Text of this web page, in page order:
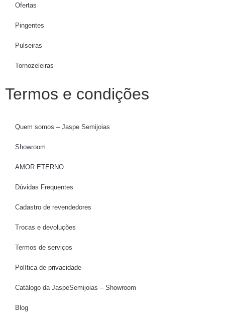
Ofertas
Pingentes
Pulseiras
Tornozeleiras
Termos e condições
Quem somos – Jaspe Semijoias
Showroom
AMOR ETERNO
Dúvidas Frequentes
Cadastro de revendedores
Trocas e devoluções
Termos de serviços
Política de privacidade
Catálogo da JaspeSemijoias – Showroom
Blog